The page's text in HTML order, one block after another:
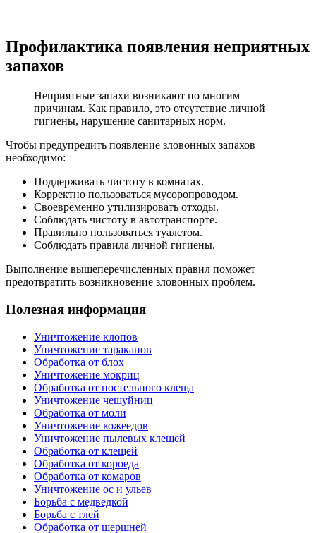
Профилактика появления неприятных
запахов
Неприятные запахи возникают по многим
причинам. Как правило, это отсутствие личной
гигиены, нарушение санитарных норм.
Чтобы предупредить появление зловонных запахов
необходимо:
Поддерживать чистоту в комнатах.
Корректно пользоваться мусоропроводом.
Своевременно утилизировать отходы.
Соблюдать чистоту в автотранспорте.
Правильно пользоваться туалетом.
Соблюдать правила личной гигиены.
Выполнение вышеперечисленных правил поможет
предотвратить возникновение зловонных проблем.
Полезная информация
Уничтожение клопов
Уничтожение тараканов
Обработка от блох
Уничтожение мокриц
Обработка от постельного клеща
Уничтожение чешуйниц
Обработка от моли
Уничтожение кожеедов
Уничтожение пылевых клещей
Обработка от клещей
Обработка от короеда
Обработка от комаров
Уничтожение ос и ульев
Борьба с медведкой
Борьба с тлей
Обработка от шершней